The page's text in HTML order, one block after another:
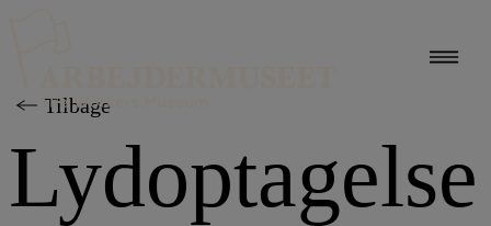
Tilbage
Lydoptagelse